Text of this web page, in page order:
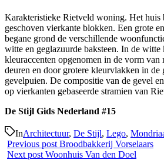
Karakteristieke Rietveld woning. Het huis
geschoven vierkante blokken. Een grote
begane grond de verschillende
witte en geglazuurde baksteen. In de
kleuraccenten opgenomen in de vorm van
deuren en door grotere kleurvlakken in de
gevelpuien. De compositie van de gevel
op vierkanten gebaseerde stramien van
De Stijl Gids Nederland #15
InArchitectuur, De Stijl, Lego,
Previous post Broodbakkerij Vorselaars
Next post Woonhuis Van den Doel